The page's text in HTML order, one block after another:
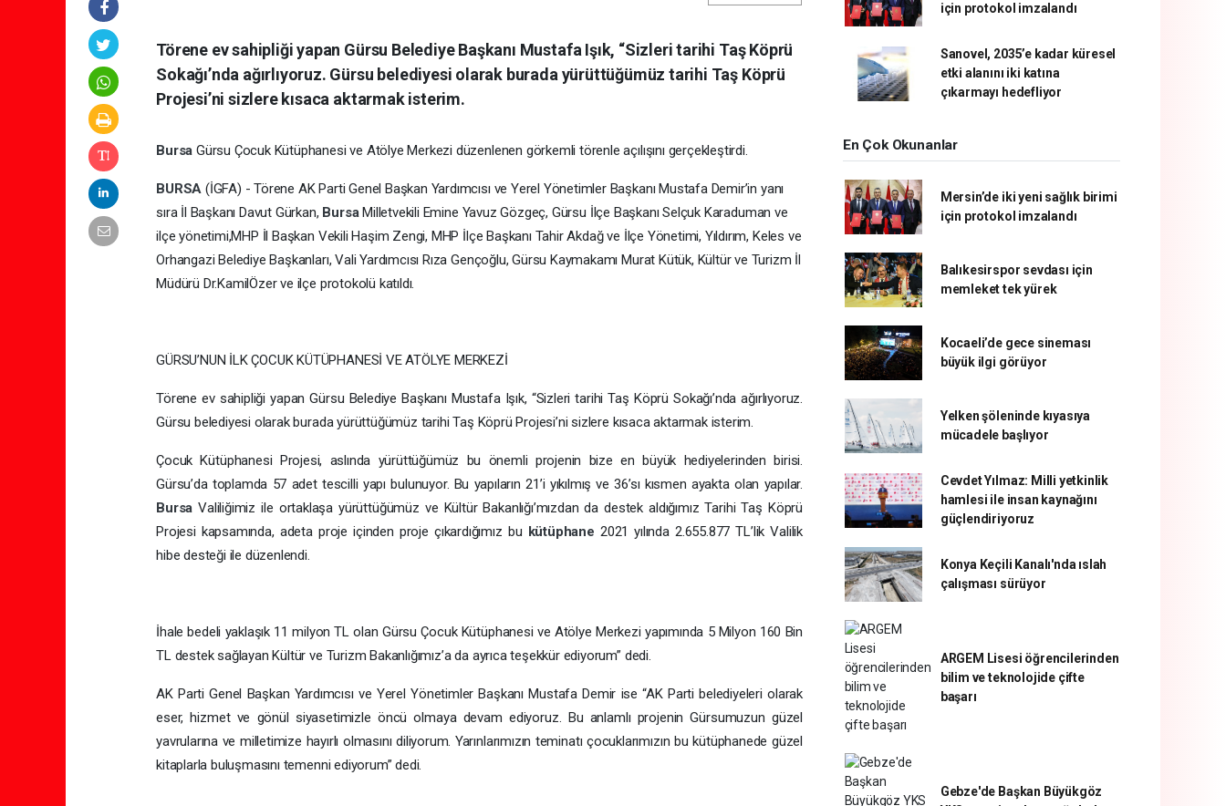
Törene ev sahipliği yapan Gürsu Belediye Başkanı Mustafa Işık, “Sizleri tarihi Taş Köprü
Sokağı’nda ağırlıyoruz. Gürsu belediyesi olarak burada yürüttüğümüz tarihi Taş Köprü
Projesi’ni sizlere kısaca aktarmak isterim.
Bursa Gürsu Çocuk Kütüphanesi ve Atölye Merkezi düzenlenen görkemli törenle açılışını gerçekleştirdi.
BURSA (İGFA) - Törene AK Parti Genel Başkan Yardımcısı ve Yerel Yönetimler Başkanı Mustafa Demir’in yanı
sıra İl Başkanı Davut Gürkan, BursaMilletvekili Emine Yavuz Gözgeç, Gürsu İlçe Başkanı Selçuk Karaduman ve
ilçe yönetimi,MHP İl Başkan Vekili Haşim Zengi, MHP İlçe Başkanı Tahir Akdağ ve İlçe Yönetimi, Yıldırım, Keles ve
Orhangazi Belediye Başkanları, Vali Yardımcısı Rıza Gençoğlu, Gürsu Kaymakamı Murat Kütük, Kültür ve Turizm İl
Müdürü Dr.KamilÖzer ve ilçe protokolü katıldı.
GÜRSU’NUN İLK ÇOCUK KÜTÜPHANESİ VE ATÖLYE MERKEZİ
Törene ev sahipliği yapan Gürsu Belediye Başkanı Mustafa Işık, “Sizleri tarihi Taş Köprü Sokağı’nda ağırlıyoruz.
Gürsu belediyesi olarak burada yürüttüğümüz tarihi Taş Köprü Projesi’ni sizlere kısaca aktarmak isterim.
Çocuk Kütüphanesi Projesi, aslında yürüttüğümüz bu önemli projenin bize en büyük hediyelerinden birisi.
Gürsu’da toplamda 57 adet tescilli yapı bulunuyor. Bu yapıların 21’i yıkılmış ve 36’sı kısmen ayakta olan yapılar.
BursaValiliğimiz ile ortaklaşa yürüttüğümüz ve Kültür Bakanlığı’mızdan da destek aldığımız Tarihi Taş Köprü
Projesi kapsamında, adeta proje içinden proje çıkardığımız bu kütüphane 2021 yılında 2.655.877 TL’lik Valilik
hibe desteği ile düzenlendi.
İhale bedeli yaklaşık 11 milyon TL olan Gürsu Çocuk Kütüphanesi ve Atölye Merkezi yapımında 5 Milyon 160 Bin
TL destek sağlayan Kültür ve Turizm Bakanlığımız’a da ayrıca teşekkür ediyorum” dedi.
AK Parti Genel Başkan Yardımcısı ve Yerel Yönetimler Başkanı Mustafa Demir ise “AK Parti belediyeleri olarak
eser, hizmet ve gönül siyasetimizle öncü olmaya devam ediyoruz. Bu anlamlı projenin Gürsumuzun güzel
yavrularına ve milletimize hayırlı olmasını diliyorum. Yarınlarımızın teminatı çocuklarımızın bu kütüphanede güzel
kitaplarla buluşmasını temenni ediyorum” dedi.
için protokol imzalandı
Sanovel, 2035’e kadar küresel
etki alanını iki katına
çıkarmayı hedefliyor
En Çok Okunanlar
Mersin’de iki yeni sağlık birimi
için protokol imzalandı
Balıkesirspor sevdası için
memleket tek yürek
Kocaeli’de gece sineması
büyük ilgi görüyor
Yelken şöleninde kıyasıya
mücadele başlıyor
Cevdet Yılmaz: Milli yetkinlik
hamlesi ile insan kaynağını
güçlendiriyoruz
Konya Keçili Kanalı'nda ıslah
çalışması sürüyor
ARGEM Lisesi öğrencilerinden
bilim ve teknolojide çifte
başarı
Gebze'de Başkan Büyükgöz